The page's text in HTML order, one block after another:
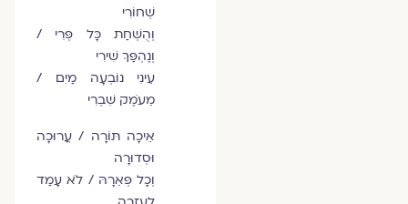
שְׁחוֹרִי
וְהֻשְׁחַת כָּל פְּרִי /
וְנֶהְפַּךְ שִׁירִי
עֵינִי נוֹבְעָה מַיִם /
מֵעֹמֶק שִׁבְרִי
אֵיכָה תּוֹרָה / עֲרוּכָה
וּסְדוּרָה
וְכָל פְּאֵרָהּ / לֹא עָמַד